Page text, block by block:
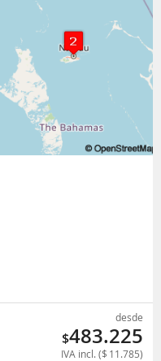
desde
$483.225
IVA incl. ($ 11.785)